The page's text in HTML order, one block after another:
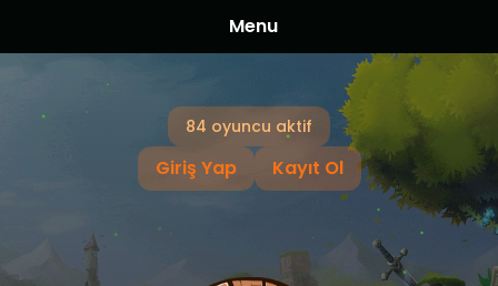
84 oyuncu aktif
Giriş Yap Kayıt Ol
Menu